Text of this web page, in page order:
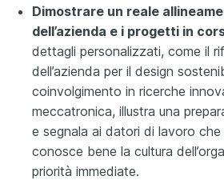
Dimostrare un reale
dell’azienda e i progetti in
dettagli personalizzati, come il
dell’azienda per il design
coinvolgimento in ricerche
meccatronica, illustra una
e segnala ai datori di lavoro
conosce bene la cultura
priorità immediate.